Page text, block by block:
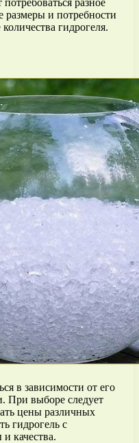
разное
размеры и потребности
гидрогеля.
в зависимости от его
При выборе следует
цены различных
гидрогель с
качества.